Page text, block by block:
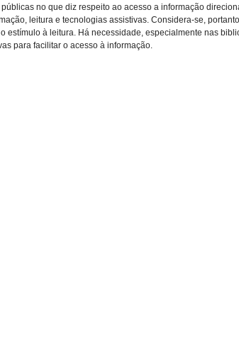
no que diz respeito ao acesso a informação
leitura e tecnologias assistivas. Considera-se,
estímulo à leitura. Há necessidade, especialmente nas
para facilitar o acesso à informação.